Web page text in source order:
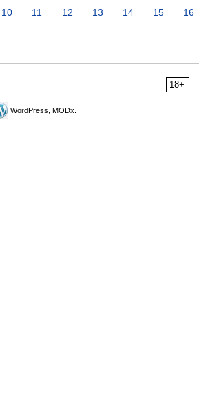
10 11 12 13 14 15
16
18+
WordPress, MODx.